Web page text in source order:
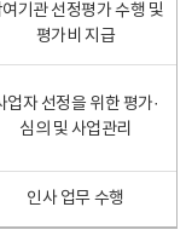
여기관 선정평가 수행 및
평가비 지급
업자 선정을 위한 평가·
심의 및 사업관리
인사 업무 수행